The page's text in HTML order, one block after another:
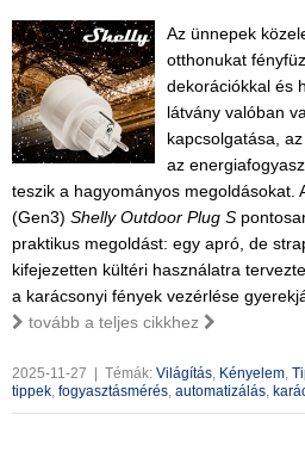
Az ünnepek
otthonukat
dekorációkkal és
látvány valóban
kapcsolgatása,
az
teszik a hagyományos megoldásokat.
(Gen3) Shelly Outdoor Plug S
praktikus megoldást: egy apró, de
kifejezetten kültéri használatra
a karácsonyi fények vezérlése
tovább a teljes cikkhez
2025-11-27 Témák: Világítás, Kényelem,
tippek, fogyasztásmérés, automatizálás,